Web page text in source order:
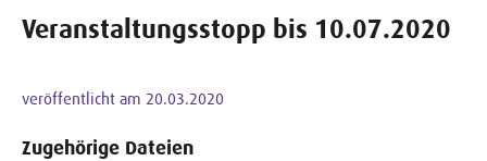
Veranstaltungsstopp bis 10.07.2020
veröffentlicht am 20.03.2020
Zugehörige Dateien